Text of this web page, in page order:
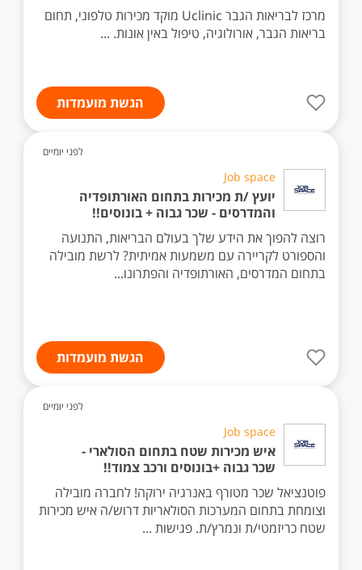
מרכז לבריאות הגבר Uclinic מוקד מכירות טלפוני, תחום
בריאות הגבר, אורולוגיה, טיפול באין אונות. ...
הגשת מועמדות
לפני יומיים
Job space
יועץ /ת מכירות בתחום האורתופדיה
והמדרסים - שכר גבוה + בונוסים!!
רוצה להפוך את הידע שלך בעולם הבריאות, התנועה
והספורט לקריירה עם משמעות אמיתית? לרשת מובילה
בתחום המדרסים, האורתופדיה והפתרונו...
הגשת מועמדות
לפני יומיים
Job space
איש מכירות שטח בתחום הסולארי -
שכר גבוה +בונוסים ורכב צמוד!!
פוטנציאל שכר מטורף באנרגיה ירוקה! לחברה מובילה
וצומחת בתחום המערכות הסולאריות דרוש/ה איש מכירות
שטח כריזמטי/ת ונמרץ/ת. פגישות ...